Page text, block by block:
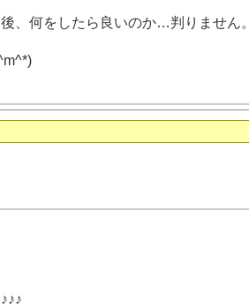
、何をしたら良いのか…判りません。